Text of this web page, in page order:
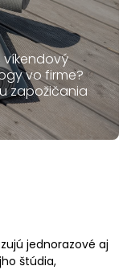
víkendový
vo firme?
zapožičania
jednorazové aj
štúdia,